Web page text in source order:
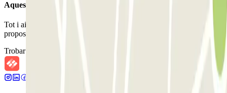
Aquest aparcament no accepta reserves a través de Parclick.
Tot i això, pots reservar en un dels aparcaments pròxims que et
proposem.
Trobar aparcaments pròxims